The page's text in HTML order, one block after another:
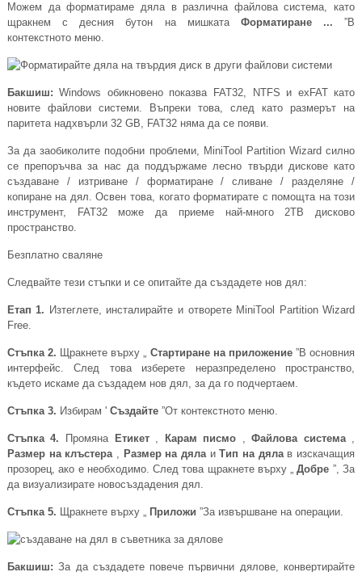
Можем да форматираме дяла в различна файлова система, като
щракнем с десния бутон на мишката Форматиране ... ”В
контекстното меню.
Бакшиш: Windows обикновено показва FAT32, NTFS и exFAT като
новите файлови системи. Въпреки това, след като размерът на
паритета надхвърли 32 GB, FAT32 няма да се появи.
За да заобиколите подобни проблеми, MiniTool Partition Wizard силно
се препоръчва за нас да поддържаме лесно твърди дискове като
създаване / изтриване / форматиране / сливане / разделяне /
копиране на дял. Освен това, когато форматирате с помощта на този
инструмент, FAT32 може да приеме най-много 2TB дисково
пространство.
Безплатно сваляне
Следвайте тези стъпки и се опитайте да създадете нов дял:
Етап 1. Изтеглете, инсталирайте и отворете MiniTool Partition Wizard
Free.
Стъпка 2. Щракнете върху „ Стартиране на приложение”В основния
интерфейс. След това изберете неразпределено пространство,
където искаме да създадем нов дял, за да го подчертаем.
Стъпка 3. Избирам ' Създайте”От контекстното меню.
Стъпка 4. Промяна Етикет, Карам писмо ,Файлова система,
Размер на клъстера, Размер на дялаиТип на дялав изскачащия
прозорец, ако е необходимо. След това щракнете върху „Добре ”, За
да визуализирате новосъздадения дял.
Стъпка 5. Щракнете върху „ Приложи ”За извършване на операции.
Бакшиш: За да създадете повече първични дялове, конвертирайте